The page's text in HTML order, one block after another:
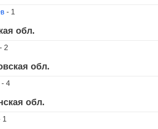
- 1
обл.
2
обл.
- 4
обл.